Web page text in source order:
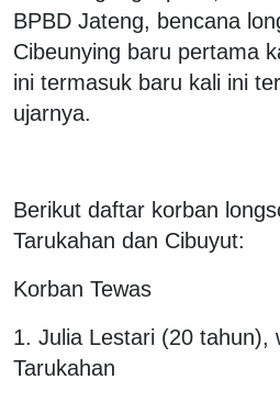
BPBD Jateng, bencana
Cibeunying baru pertama
ini termasuk baru kali ini
ujarnya.
Berikut daftar korban
Tarukahan dan Cibuyut:
Korban Tewas
1. Julia Lestari (20 tahun),
Tarukahan